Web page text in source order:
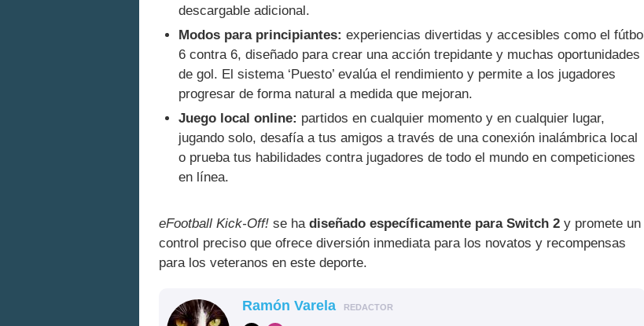
descargable adicional.
Modos para principiantes: experiencias divertidas y accesibles como el fútbol
6 contra 6, diseñado para crear una acción trepidante y muchas oportunidades
de gol. El sistema ‘Puesto’ evalúa el rendimiento y permite a los jugadores
progresar de forma natural a medida que mejoran.
Juego local online: partidos en cualquier momento y en cualquier lugar,
jugando solo, desafía a tus amigos a través de una conexión inalámbrica local
o prueba tus habilidades contra jugadores de todo el mundo en competiciones
en línea.
eFootball Kick-Off! se ha diseñado específicamente para Switch 2 y promete un
control preciso que ofrece diversión inmediata para los novatos y recompensas
para los veteranos en este deporte.
Ramón Varela REDACTOR